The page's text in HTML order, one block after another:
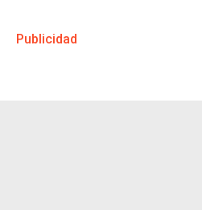
Publicidad